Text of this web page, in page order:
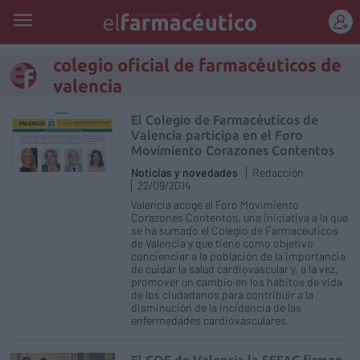
REGÍSTRATE
colegio oficial de farmacéuticos de
valencia
El Colegio de Farmacéuticos de
Valencia participa en el Foro
Movimiento Corazones Contentos
Noticias y novedades
Redacción
22/09/2014
Valencia acoge el Foro Movimiento
Corazones Contentos, una iniciativa a la que
se ha sumado el Colegio de Farmacéuticos
de Valencia y que tiene como objetivo
concienciar a la población de la importancia
de cuidar la salud cardiovascular y, a la vez,
promover un cambio en los hábitos de vida
de los ciudadanos para contribuir a la
disminución de la incidencia de las
enfermedades cardiovasculares.